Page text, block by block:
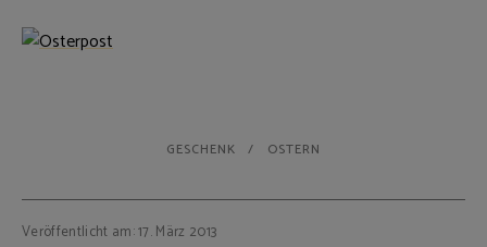
GESCHENK OSTERN
Veröffentlicht am: 17. März 2013